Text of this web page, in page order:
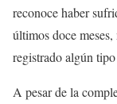
reconoce haber
últimos doce
registrado algún
A pesar de la